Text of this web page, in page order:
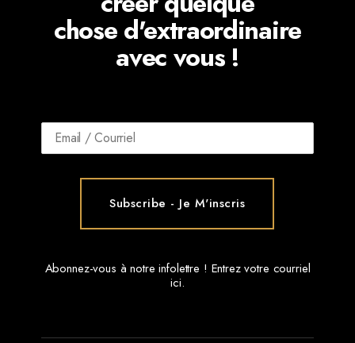
chose d'extraordinaire
avec vous !
Abonnez-vous à notre infolettre ! Entrez votre courriel
ici.